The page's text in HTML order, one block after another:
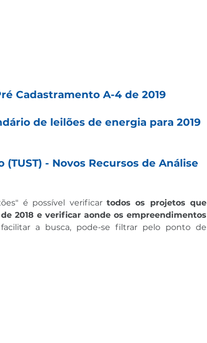
Cadastramento A-4 de 2019
de leilões de energia para 2019
(TUST) - Novos Recursos de Análise
é possível verificar todos os projetos que
2018 e verificar aonde os empreendimentos
a busca, pode-se filtrar pelo ponto de